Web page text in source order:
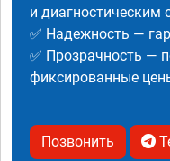
и диагностическим
✅ Надежность —
✅ Прозрачность —
фиксированные
Позвонить